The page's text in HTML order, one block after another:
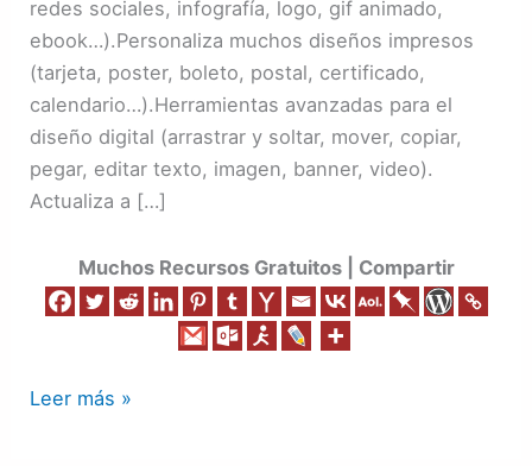
redes sociales, infografía, logo, gif animado,
ebook…).Personaliza muchos diseños impresos
(tarjeta, poster, boleto, postal, certificado,
calendario…).Herramientas avanzadas para el
diseño digital (arrastrar y soltar, mover, copiar,
pegar, editar texto, imagen, banner, video).
Actualiza a […]
Muchos Recursos Gratuitos | Compartir
Leer más »